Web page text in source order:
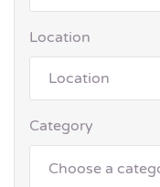
Location
Category